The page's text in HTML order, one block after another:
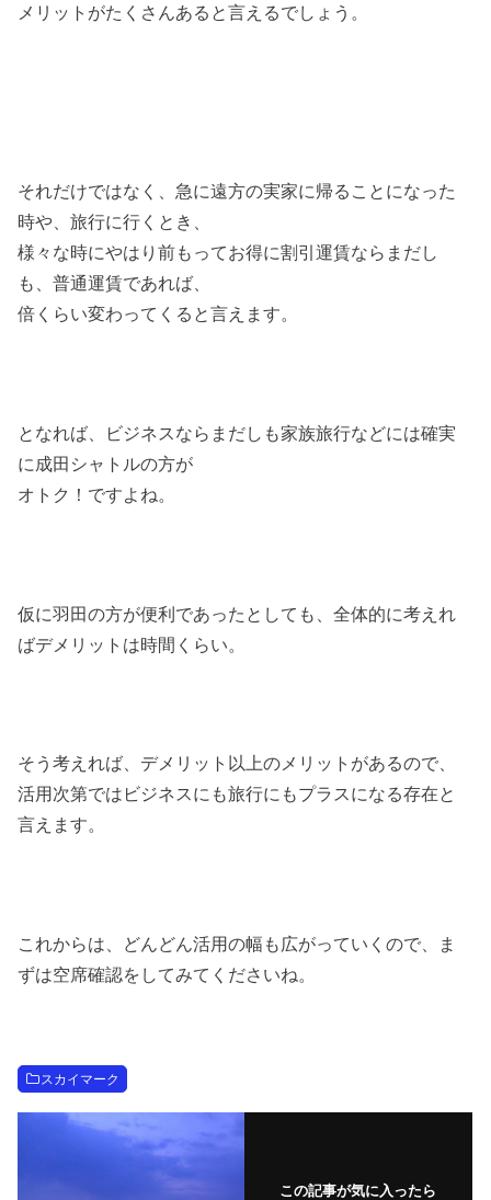
メリットがたくさんあると言えるでしょう。
それだけではなく、急に遠方の実家に帰ることになった
時や、旅行に行くとき、
様々な時にやはり前もってお得に割引運賃ならまだし
も、普通運賃であれば、
倍くらい変わってくると言えます。
となれば、ビジネスならまだしも家族旅行などには確実
に成田シャトルの方が
オトク！ですよね。
仮に羽田の方が便利であったとしても、全体的に考えれ
ばデメリットは時間くらい。
そう考えれば、デメリット以上のメリットがあるので、
活用次第ではビジネスにも旅行にもプラスになる存在と
言えます。
これからは、どんどん活用の幅も広がっていくので、ま
ずは空席確認をしてみてくださいね。
スカイマーク
この記事が気に入ったら